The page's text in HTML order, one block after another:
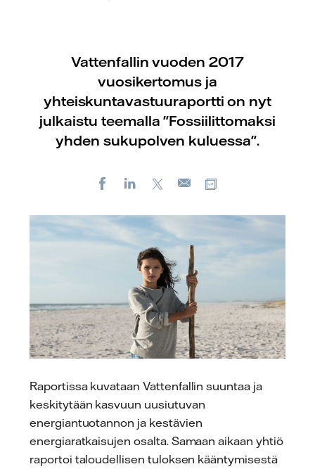
Vattenfallin vuoden 2017
vuosikertomus ja
yhteiskuntavastuuraportti on nyt
julkaistu teemalla "Fossiilittomaksi
yhden sukupolven kuluessa".
FacebookLinkedIn
Sähköposti
Raportissa kuvataan Vattenfallin suuntaa ja
keskitytään kasvuun uusiutuvan
energiantuotannon ja kestävien
energiaratkaisujen osalta. Samaan aikaan yhtiö
raportoi taloudellisen tuloksen kääntymisestä